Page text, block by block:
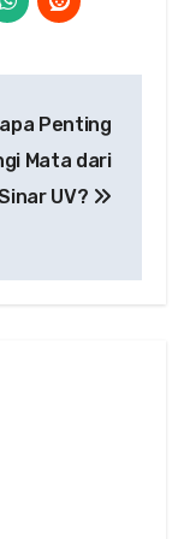
Penting
Mata dari
UV?